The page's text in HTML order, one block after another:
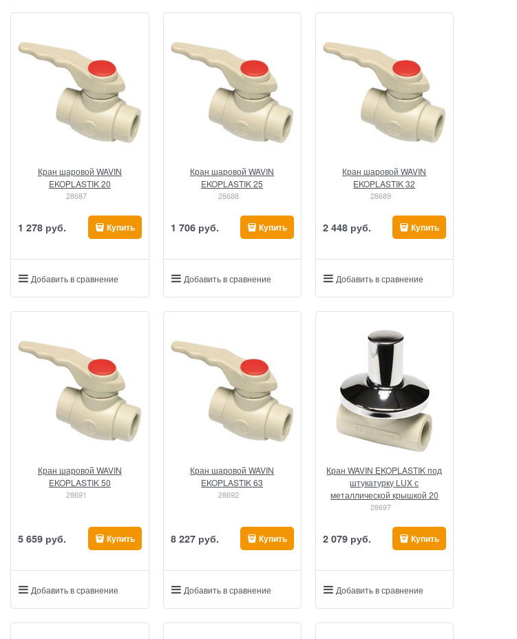
Кран шаровой WAVIN
EKOPLASTIK 20
28687
1 278 руб. Купить
Добавить в сравнение
Кран шаровой WAVIN
EKOPLASTIK 25
28688
1 706 руб. Купить
Добавить в сравнение
Кран шаровой WAVIN
EKOPLASTIK 32
28689
2 448 руб. Купить
Добавить в сравнение
Кран шаровой WAVIN
EKOPLASTIK 50
28691
5 659 руб. Купить
Добавить в сравнение
Кран шаровой WAVIN
EKOPLASTIK 63
28692
8 227 руб. Купить
Добавить в сравнение
Кран WAVIN EKOPLASTIK под
штукатурку LUX с
металлической крышкой 20
28697
2 079 руб. Купить
Добавить в сравнение